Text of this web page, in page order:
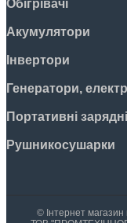
Обігрівачі
Акумулятори
Інвертори
Генератори,
Портативні
Рушникосушарки
© Інтернет магазин